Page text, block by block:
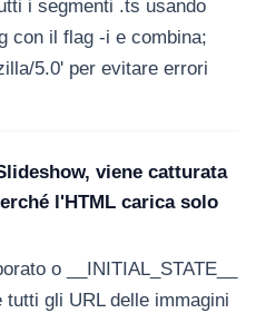
i segmenti .ts usando
con il flag -i e combina;
5.0' per evitare errori
viene catturata
l'HTML carica solo
o __INITIAL_STATE__
gli URL delle immagini